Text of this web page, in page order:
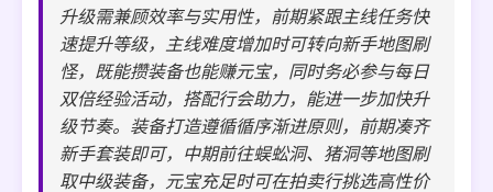
升级需兼顾效率与实用性，前期紧跟主线任务快
速提升等级，主线难度增加时可转向新手地图刷
怪，既能攒装备也能赚元宝，同时务必参与每日
双倍经验活动，搭配行会助力，能进一步加快升
级节奏。装备打造遵循循序渐进原则，前期凑齐
新手套装即可，中期前往蜈蚣洞、猪洞等地图刷
取中级装备，元宝充足时可在拍卖行挑选高性价